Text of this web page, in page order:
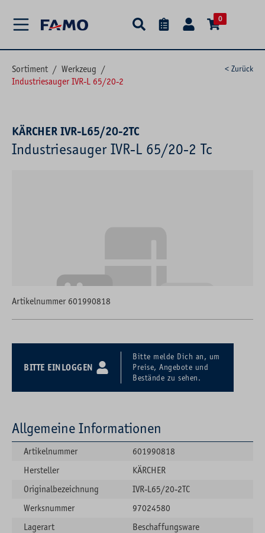
0
Sortiment / Werkzeug /
Industriesauger IVR-L 65/20-2
< Zurück
KÄRCHER IVR-L65/20-2TC
Industriesauger IVR-L 65/20-2 Tc
Artikelnummer 601990818
BITTE EINLOGGEN
Bitte melde Dich an, um
Preise, Angebote und
Bestände zu sehen.
Allgemeine Informationen
Artikelnummer
601990818
Hersteller
KÄRCHER
Originalbezeichnung
IVR-L65/20-2TC
Werksnummer
97024580
Lagerart
Beschaffungsware